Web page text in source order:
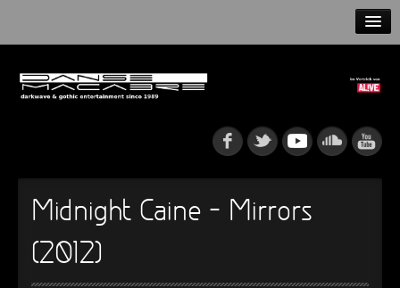
NEWS
Midnight Caine – Mirrors
(2012)